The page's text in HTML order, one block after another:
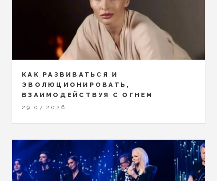
КАК РАЗВИВАТЬСЯ И
ЭВОЛЮЦИОНИРОВАТЬ,
ВЗАИМОДЕЙСТВУЯ С ОГНЕМ
29.07.2026